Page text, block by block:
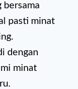
bersama
pasti minat
dengan
minat